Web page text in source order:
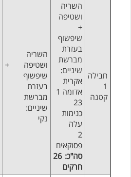
חבילה
1
קטנה
השריה
ושטיפה
+
שיפשוף
בעזרת
מברשת
שיניים:
אקרית
אדומה 1
23
כנימות
עלה
2
פסוקאים
סה"כ: 26
חרקים
השריה
ושטיפה +
שיפשוף
בעזרת
מברשת
שיניים:
נקי